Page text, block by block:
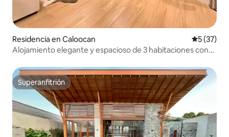
Residencia en Caloocan
5 (37)
Alojamiento elegante y espacioso de 3 habitaciones con
Superanfitrión
Superanfitrión